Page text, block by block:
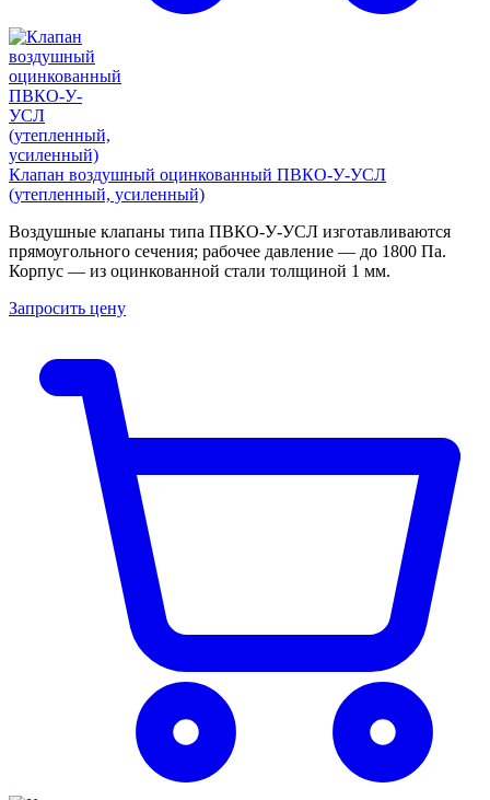
Клапан воздушный оцинкованный ПВКО-У-УСЛ
(утепленный, усиленный)
Воздушные клапаны типа ПВКО-У-УСЛ изготавливаются
прямоугольного сечения; рабочее давление — до 1800 Па.
Корпус — из оцинкованной стали толщиной 1 мм.
Запросить цену